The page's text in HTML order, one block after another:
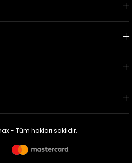
- Tüm hakları saklıdır.